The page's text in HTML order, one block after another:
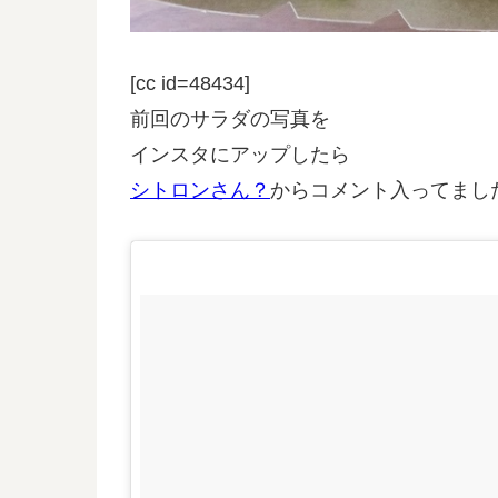
[cc id=48434]
前回のサラダの写真を
インスタにアップしたら
シトロンさん？ からコメント入ってま